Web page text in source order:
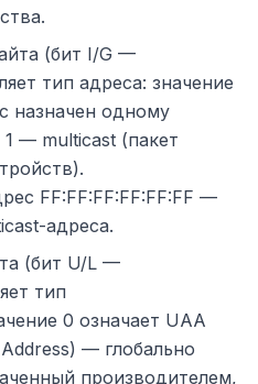
(бит I/G —
тип адреса: значение
назначен одному
1 — multicast (пакет
FF:FF:FF:FF:FF:FF —
адреса.
(бит U/L —
тип
0 означает UAA
— глобально
производителем,